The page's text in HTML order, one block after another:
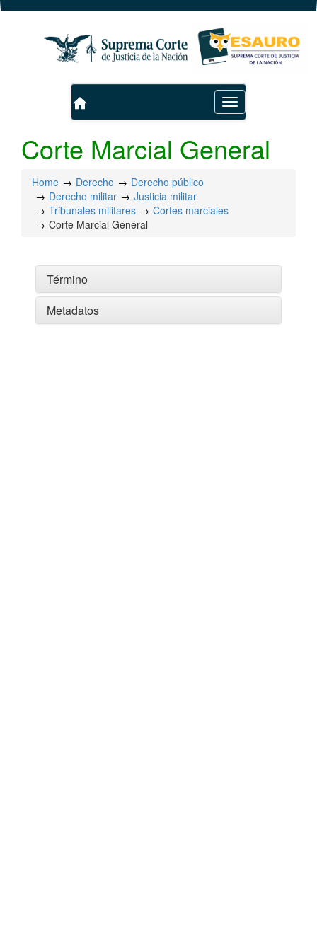
Toggle
navigation
home
Corte Marcial General
Home Derecho
Derecho público
Derecho militar
Justicia militar
Tribunales militares
Cortes marciales
Corte Marcial General
Término
Metadatos